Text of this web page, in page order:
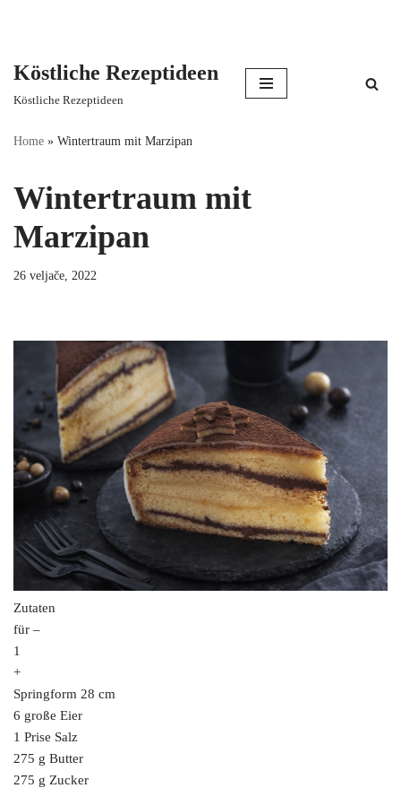
content
Köstliche Rezeptideen
Köstliche Rezeptideen
Home » Wintertraum mit Marzipan
Wintertraum mit
Marzipan
26 veljače, 2022
Zutaten
für –
1
+
Springform 28 cm
6 große Eier
1 Prise Salz
275 g Butter
275 g Zucker